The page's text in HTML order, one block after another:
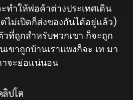
ทำให้พ่อค้าต่างประเทศเดิน
ไม่เปิดก็ส่งของกันได้อยู่แล้ว)
ที่ถูกสำหรับพวกเขา ก็จะถูก
ขาถูกบ้านเราแพงก็จะ เท มา
จะย่อแน่นอน
ลิปโต